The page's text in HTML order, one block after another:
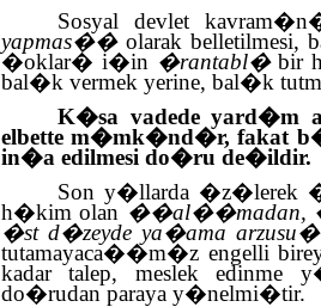
Sosyal devlet
yapmas��olarak belletilmesi,
�oklar� i�in �rantabl�bir
bal�k vermek yerine, bal�k
K�sa vadede yard�m
elbette m�mk�nd�r, fakat
in�a edilmesi do�ru de�ildir.
Son y�llarda �z�lerek
h�kim olan ��al��madan,
�st d�zeyde ya�ama arzusu�
tutamayaca��m�z engelli
kadar talep, meslek edinme
do�rudan paraya y�nelmi�tir.